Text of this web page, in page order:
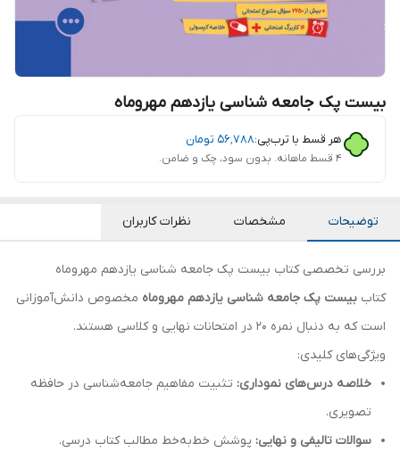
بیست پک جامعه شناسی یازدهم مهروماه
هر قسط با ترب‌پی:۵۶٬۷۸۸ تومان
۴ قسط ماهانه. بدون سود، چک و ضامن.
توضیحات مشخصات نظرات کاربران
بررسی تخصصی کتاب بیست پک جامعه شناسی یازدهم مهروماه
کتاب بیست پک جامعه شناسی یازدهم مهروماه مخصوص دانش‌آموزانی
است که به دنبال نمره ۲۰ در امتحانات نهایی و کلاسی هستند.
ویژگی‌های کلیدی:
خلاصه درس‌های نموداری: تثبیت مفاهیم جامعه‌شناسی در حافظه
تصویری.
سوالات تالیفی و نهایی: پوشش خط‌به‌خط مطالب کتاب درسی.